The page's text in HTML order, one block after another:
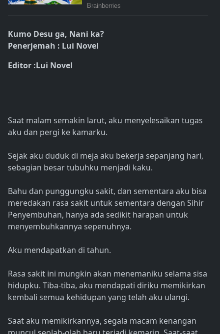
Kumo Desu ga, Nani ka?
Penerjemah : Lui Novel
Editor :Lui Novel
Saat malam semakin larut, aku menyelesaikan tugas
aku dan pergi ke kamarku.
Sejak aku duduk di meja aku bekerja sepanjang hari,
sebagian besar tubuhku menjadi kaku.
Bahu dan punggungku sakit, dan sementara aku bisa
meredakan rasa sakit untuk sementara dengan Sihir
Penyembuhan, hanya ada sedikit harapan untuk
menyembuhkannya sepenuhnya.
Aku mendapatkan di tahun.
Rasa sakit ini mungkin akan menemaniku selama sisa
hidupku. Tiba-tiba, aku mendapati diriku memikirkan
kembali semua kehidupan yang telah aku ulangi.
Saat aku memikirkannya, segala macam kenangan